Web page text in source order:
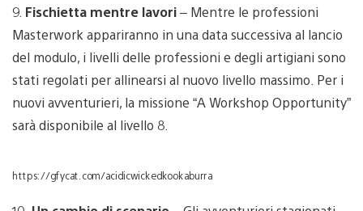
9. Fischietta mentre lavori– Mentre le professioni
Masterwork appariranno in una data successiva al lancio
del modulo, i livelli delle professioni e degli artigiani sono
stati regolati per allinearsi al nuovo livello massimo. Per i
nuovi avventurieri, la missione “A Workshop Opportunity”
sarà disponibile al livello 8.
https://gfycat.com/acidicwickedkookaburra